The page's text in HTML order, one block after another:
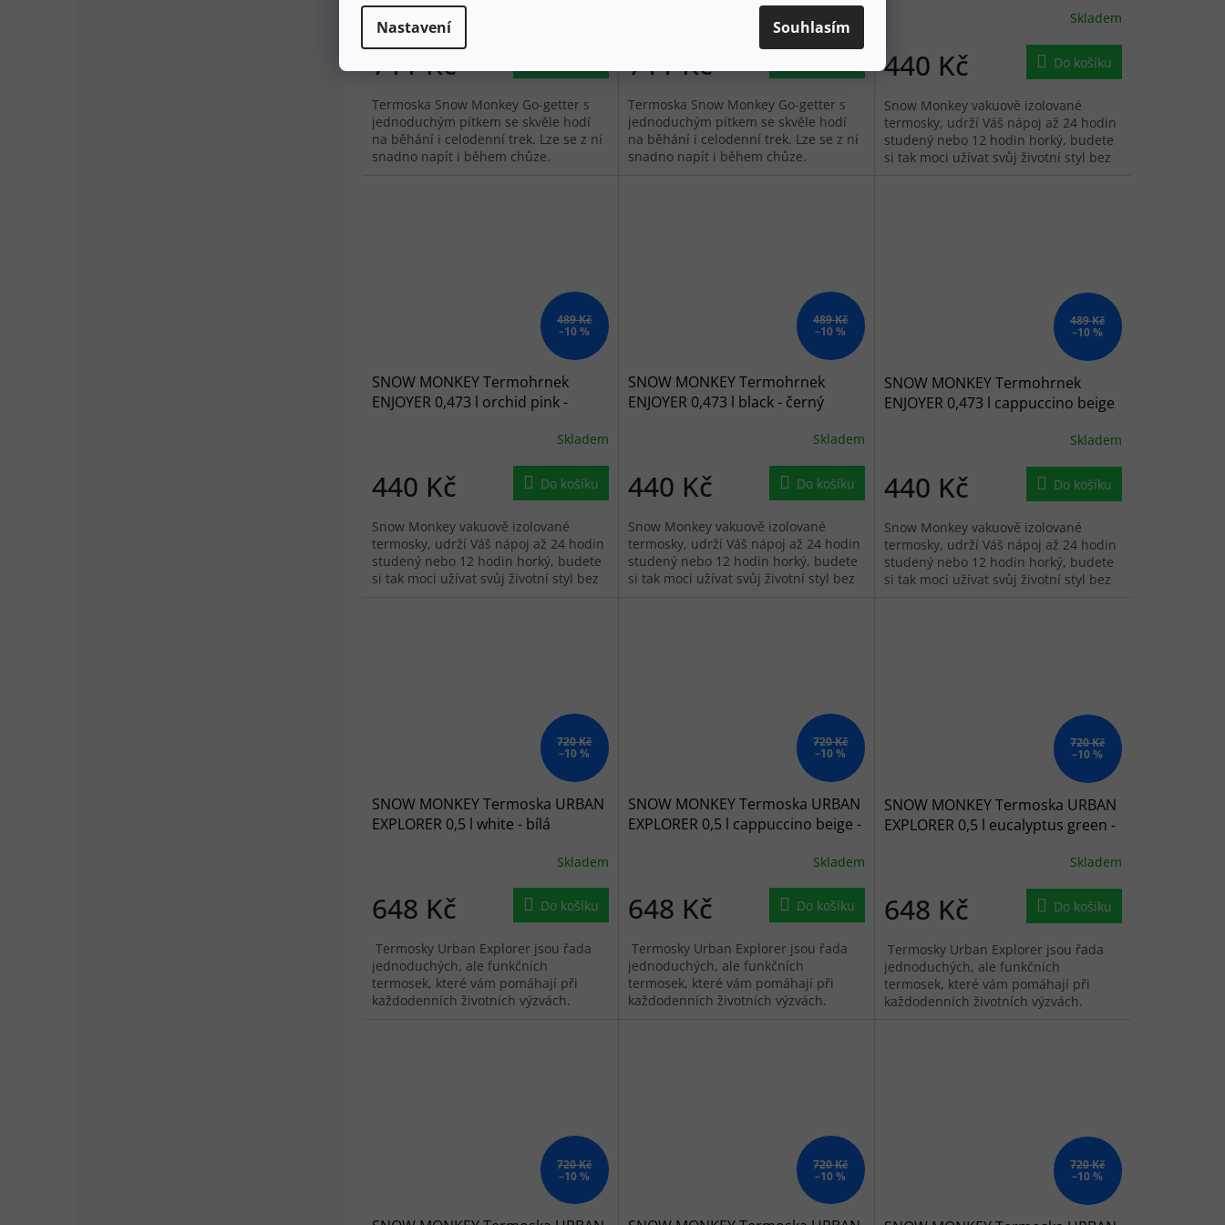
Nastavení Souhlasím
711 Kč
Termoska Snow Monkey Go-getter s
jednoduchým pítkem se skvěle hodí
na běhání i celodenní trek. Lze se z ní
snadno napít i během chůze.
Skladem
711 Kč
Termoska Snow Monkey Go-getter s
jednoduchým pítkem se skvěle hodí
na běhání i celodenní trek. Lze se z ní
snadno napít i během chůze.
Skladem
440 Kč Do košíku
Snow Monkey vakuově izolované
termosky, udrží Váš nápoj až 24 hodin
studený nebo 12 hodin horký, budete
si tak moci užívat svůj životní styl bez
489 Kč
–10 %
SNOW MONKEY Termohrnek
ENJOYER 0,473 l orchid pink -
Skladem
440 Kč Do košíku
Snow Monkey vakuově izolované
termosky, udrží Váš nápoj až 24 hodin
studený nebo 12 hodin horký, budete
si tak moci užívat svůj životní styl bez
489 Kč
–10 %
SNOW MONKEY Termohrnek
ENJOYER 0,473 l black - černý
Skladem
440 Kč Do košíku
Snow Monkey vakuově izolované
termosky, udrží Váš nápoj až 24 hodin
studený nebo 12 hodin horký, budete
si tak moci užívat svůj životní styl bez
489 Kč
–10 %
SNOW MONKEY Termohrnek
ENJOYER 0,473 l cappuccino beige
Skladem
440 Kč Do košíku
Snow Monkey vakuově izolované
termosky, udrží Váš nápoj až 24 hodin
studený nebo 12 hodin horký, budete
si tak moci užívat svůj životní styl bez
720 Kč
–10 %
SNOW MONKEY Termoska URBAN
EXPLORER 0,5 l white - bílá
Skladem
648 Kč Do košíku
Termosky Urban Explorer jsou řada
jednoduchých, ale funkčních
termosek, které vám pomáhají při
každodenních životních výzvách.
720 Kč
–10 %
SNOW MONKEY Termoska URBAN
EXPLORER 0,5 l cappuccino beige -
Skladem
648 Kč Do košíku
Termosky Urban Explorer jsou řada
jednoduchých, ale funkčních
termosek, které vám pomáhají při
každodenních životních výzvách.
720 Kč
–10 %
SNOW MONKEY Termoska URBAN
EXPLORER 0,5 l eucalyptus green -
Skladem
648 Kč Do košíku
Termosky Urban Explorer jsou řada
jednoduchých, ale funkčních
termosek, které vám pomáhají při
každodenních životních výzvách.
720 Kč
–10 %
720 Kč
–10 %
720 Kč
–10 %